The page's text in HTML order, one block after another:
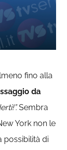
fino alla
da
Sembra
York non le
possibilità di